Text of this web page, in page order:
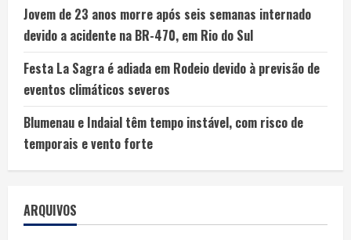
Jovem de 23 anos morre após seis semanas internado
devido a acidente na BR-470, em Rio do Sul
Festa La Sagra é adiada em Rodeio devido à previsão de
eventos climáticos severos
Blumenau e Indaial têm tempo instável, com risco de
temporais e vento forte
ARQUIVOS